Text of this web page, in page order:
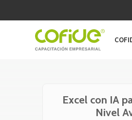
Excel con IA
Nivel